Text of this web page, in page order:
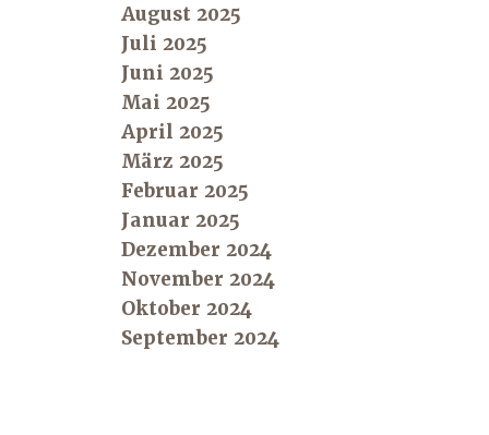
August 2025
Juli 2025
Juni 2025
Mai 2025
April 2025
März 2025
Februar 2025
Januar 2025
Dezember 2024
November 2024
Oktober 2024
September 2024